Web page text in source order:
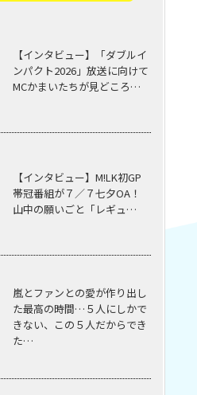
【インタビュー】「ダブルイ
ンパクト2026」放送に向けて
MCかまいたちが見どころ…
【インタビュー】M!LK初GP
帯冠番組が７／７七夕OA！
山中の願いごと「レギュ…
嵐とファンとの愛が作り出し
た最高の時間…５⼈にしかで
きない、この５⼈だからでき
た…